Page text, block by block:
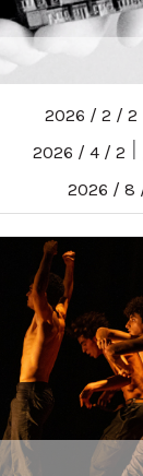
2 / 2 / 2026
2 / 4 / 2026